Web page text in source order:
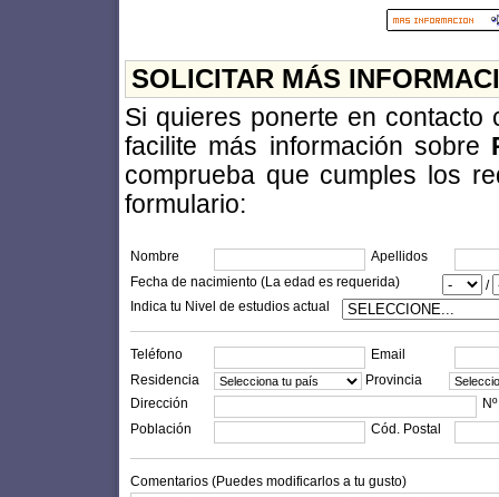
SOLICITAR MÁS
Si quieres ponerte en contacto
facilite más información sobre
comprueba que cumples los
formulario:
Nombre
Apellidos
Fecha de nacimiento (La edad es requerida)
/
Indica tu Nivel de estudios actual
Teléfono
Email
Residencia
Provincia
Dirección
Nº
Población
Cód. Postal
Comentarios (Puedes modificarlos a tu gusto)